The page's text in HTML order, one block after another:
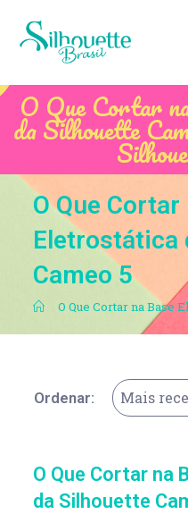
O Que Cortar
da Silhouette
O Que Cortar
Eletrostática
Cameo 5
. O Que Cortar na Base
Ordenar: Mais
O Que Cortar na
da Silhouette